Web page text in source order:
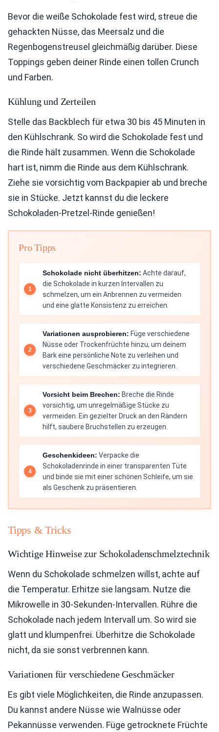
Bevor die weiße Schokolade fest wird, streue die
gehackten Nüsse, das Meersalz und die
Regenbogenstreusel gleichmäßig darüber. Diese
Toppings geben deiner Rinde einen tollen Crunch
und Farben.
Kühlung und Zerteilen
Stelle das Backblech für etwa 30 bis 45 Minuten in
den Kühlschrank. So wird die Schokolade fest und
die Rinde hält zusammen. Wenn die Schokolade
hart ist, nimm die Rinde aus dem Kühlschrank.
Ziehe sie vorsichtig vom Backpapier ab und breche
sie in Stücke. Jetzt kannst du die leckere
Schokoladen-Pretzel-Rinde genießen!
Pro Tipps
Schokolade nicht überhitzen: Achte darauf,
die Schokolade in kurzen Intervallen zu
schmelzen, um ein Anbrennen zu vermeiden
und eine glatte Konsistenz zu erreichen.
Variationen ausprobieren: Füge verschiedene
Nüsse oder Trockenfrüchte hinzu, um deinem
Bark eine persönliche Note zu verleihen und
verschiedene Geschmäcker zu integrieren.
Vorsicht beim Brechen: Breche die Rinde
vorsichtig, um unregelmäßige Stücke zu
vermeiden. Ein gezielter Druck an den Rändern
hilft, saubere Bruchstellen zu erzeugen.
Geschenkideen: Verpacke die
Schokoladenrinde in einer transparenten Tüte
und binde sie mit einer schönen Schleife, um sie
als Geschenk zu präsentieren.
Tipps & Tricks
Wichtige Hinweise zur Schokoladenschmelztechnik
Wenn du Schokolade schmelzen willst, achte auf
die Temperatur. Erhitze sie langsam. Nutze die
Mikrowelle in 30-Sekunden-Intervallen. Rühre die
Schokolade nach jedem Intervall um. So wird sie
glatt und klumpenfrei. Überhitze die Schokolade
nicht, da sie sonst verbrennen kann.
Variationen für verschiedene Geschmäcker
Es gibt viele Möglichkeiten, die Rinde anzupassen.
Du kannst andere Nüsse wie Walnüsse oder
Pekannüsse verwenden. Füge getrocknete Früchte